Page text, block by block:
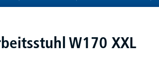
W170 XXL